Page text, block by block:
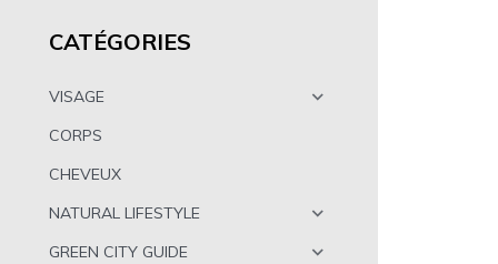
CATÉGORIES
VISAGE
CORPS
CHEVEUX
NATURAL LIFESTYLE
GREEN CITY GUIDE